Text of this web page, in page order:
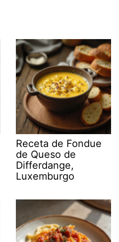
Receta de Fondue
de Queso de
Differdange,
Luxemburgo